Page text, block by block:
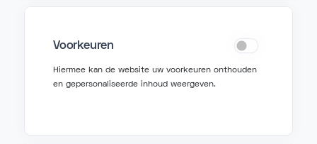
Voorkeuren
Hiermee kan de website uw voorkeuren onthouden
en gepersonaliseerde inhoud weergeven.
info@fonzer.com